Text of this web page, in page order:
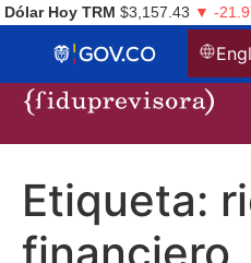
Dólar Hoy TRM $3,157.43 ▼ -
Etiqueta: